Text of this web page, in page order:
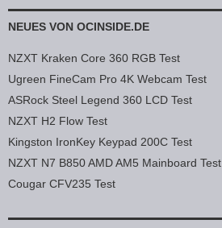
NEUES VON OCINSIDE.DE
NZXT Kraken Core 360 RGB Test
Ugreen FineCam Pro 4K Webcam Test
ASRock Steel Legend 360 LCD Test
NZXT H2 Flow Test
Kingston IronKey Keypad 200C Test
NZXT N7 B850 AMD AM5 Mainboard Test
Cougar CFV235 Test